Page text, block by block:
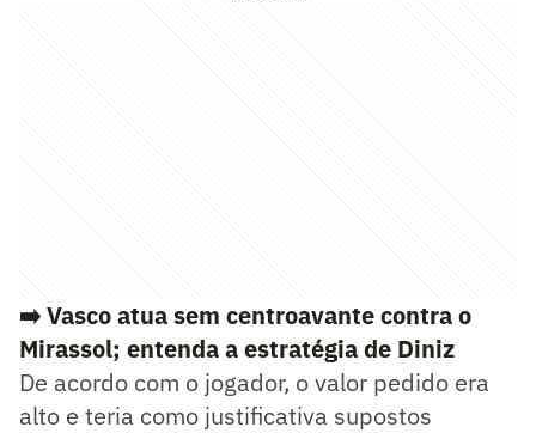
➡️Vasco atua sem centroavante contra o
Mirassol; entenda a estratégia de Diniz
De acordo com o jogador, o valor pedido era
alto e teria como justificativa supostos